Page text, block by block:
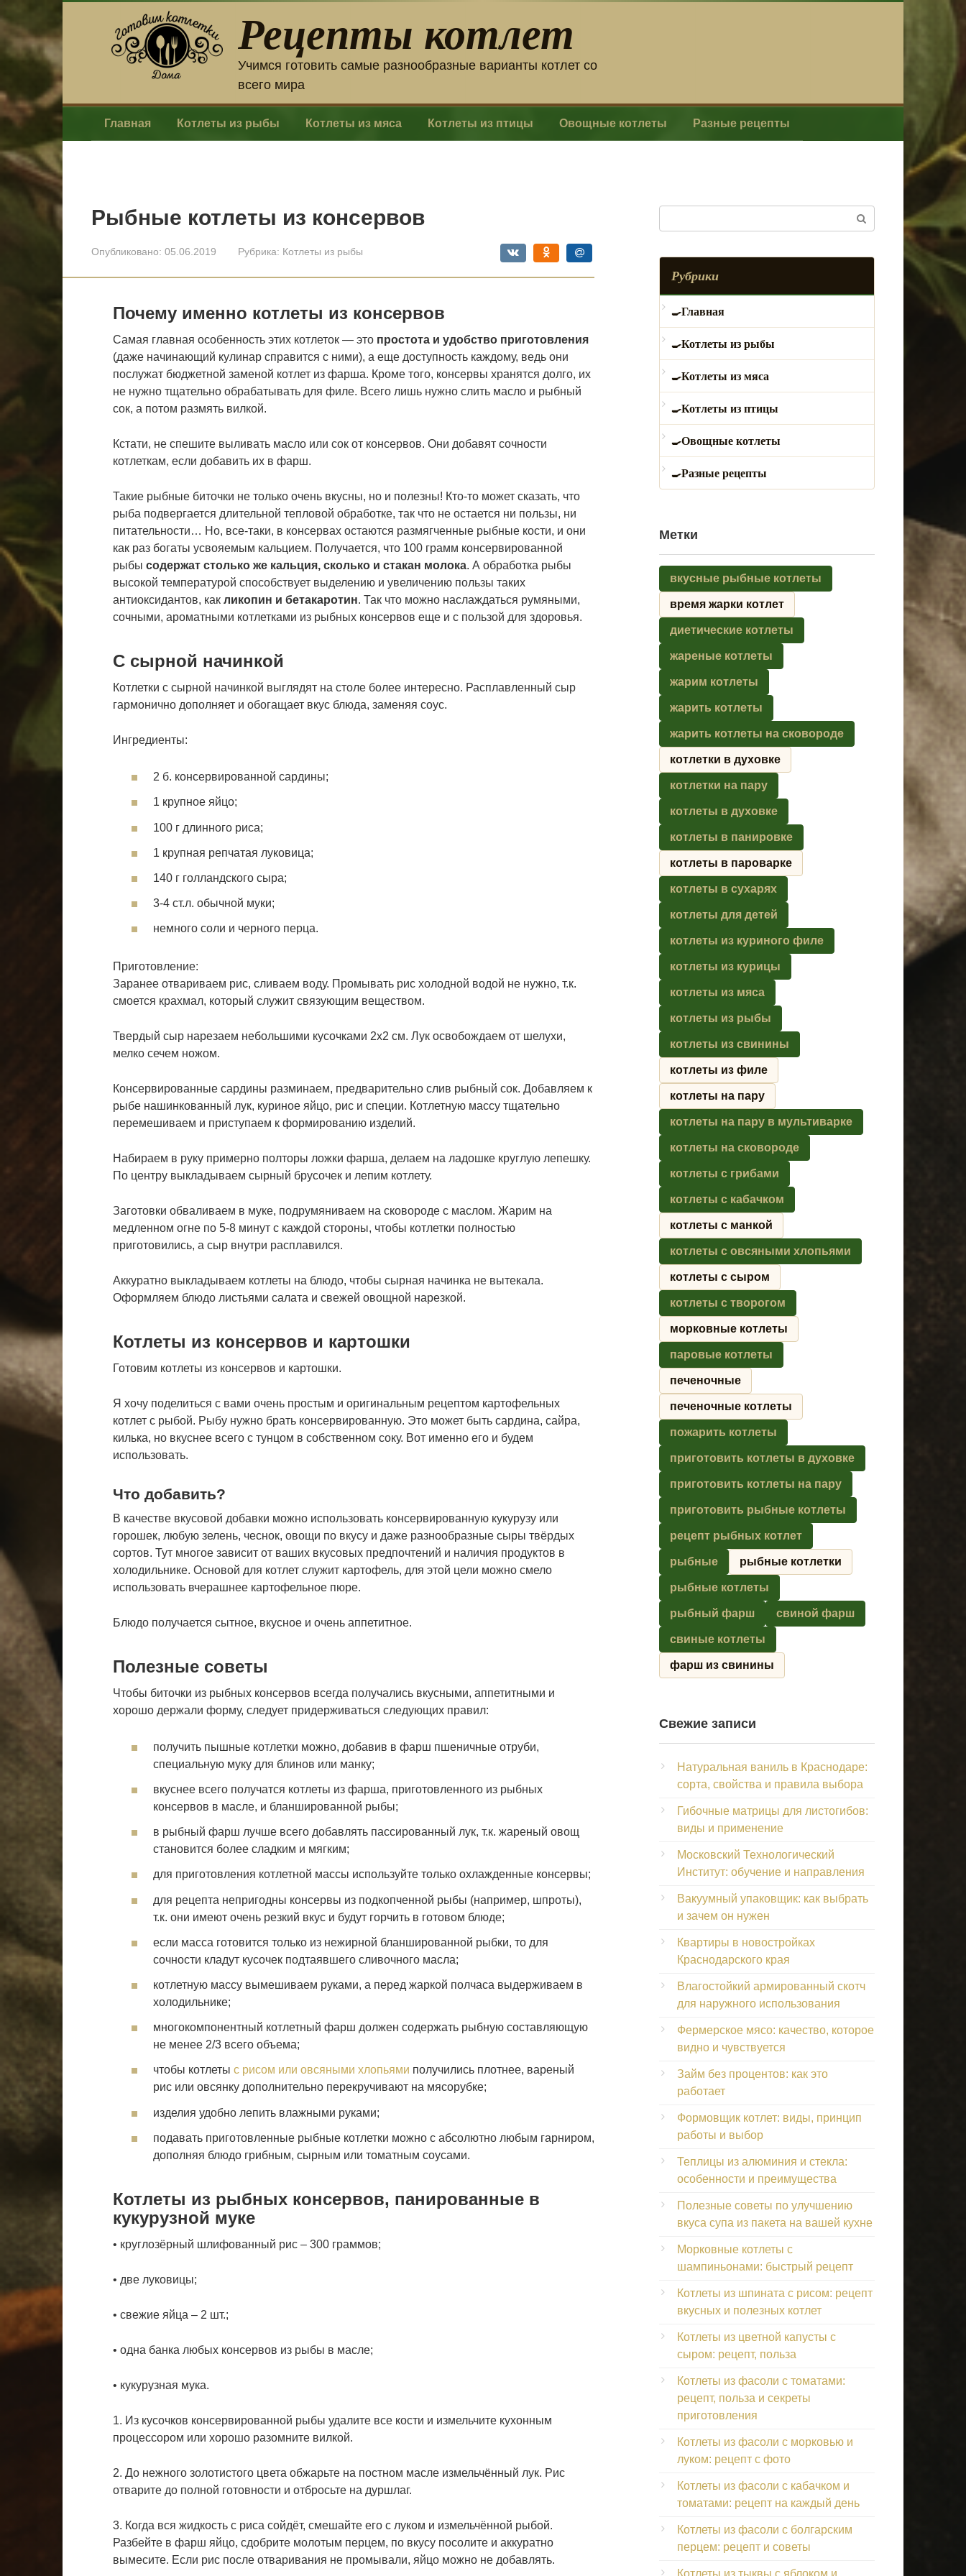
контенту
Рецепты котлет
Учимся готовить самые разнообразные варианты котлет со
всего мира
Главная Котлеты из рыбы Котлеты из мяса Котлеты из птицы Овощные котлеты Разные рецепты
Рыбные котлеты из консервов
Опубликовано: 05.06.2019 Рубрика: Котлеты из рыбы
Почему именно котлеты из консервов
Самая главная особенность этих котлеток — это простота и удобство приготовления
(даже начинающий кулинар справится с ними), а еще доступность каждому, ведь они
послужат бюджетной заменой котлет из фарша. Кроме того, консервы хранятся долго, их
не нужно тщательно обрабатывать для филе. Всего лишь нужно слить масло и рыбный
сок, а потом размять вилкой.
Кстати, не спешите выливать масло или сок от консервов. Они добавят сочности
котлеткам, если добавить их в фарш.
Такие рыбные биточки не только очень вкусны, но и полезны! Кто-то может сказать, что
рыба подвергается длительной тепловой обработке, так что не остается ни пользы, ни
питательности… Но, все-таки, в консервах остаются размягченные рыбные кости, и они
как раз богаты усвояемым кальцием. Получается, что 100 грамм консервированной
рыбы содержат столько же кальция, сколько и стакан молока. А обработка рыбы
высокой температурой способствует выделению и увеличению пользы таких
антиоксидантов, как ликопин и бетакаротин. Так что можно наслаждаться румяными,
сочными, ароматными котлетками из рыбных консервов еще и с пользой для здоровья.
С сырной начинкой
Котлетки с сырной начинкой выглядят на столе более интересно. Расплавленный сыр
гармонично дополняет и обогащает вкус блюда, заменяя соус.
Ингредиенты:
2 б. консервированной сардины;
1 крупное яйцо;
100 г длинного риса;
1 крупная репчатая луковица;
140 г голландского сыра;
3-4 ст.л. обычной муки;
немного соли и черного перца.
Приготовление:
Заранее отвариваем рис, сливаем воду. Промывать рис холодной водой не нужно, т.к.
смоется крахмал, который служит связующим веществом.
Твердый сыр нарезаем небольшими кусочками 2х2 см. Лук освобождаем от шелухи,
мелко сечем ножом.
Консервированные сардины разминаем, предварительно слив рыбный сок. Добавляем к
рыбе нашинкованный лук, куриное яйцо, рис и специи. Котлетную массу тщательно
перемешиваем и приступаем к формированию изделий.
Набираем в руку примерно полторы ложки фарша, делаем на ладошке круглую лепешку.
По центру выкладываем сырный брусочек и лепим котлету.
Заготовки обваливаем в муке, подрумяниваем на сковороде с маслом. Жарим на
медленном огне по 5-8 минут с каждой стороны, чтобы котлетки полностью
приготовились, а сыр внутри расплавился.
Аккуратно выкладываем котлеты на блюдо, чтобы сырная начинка не вытекала.
Оформляем блюдо листьями салата и свежей овощной нарезкой.
Котлеты из консервов и картошки
Готовим котлеты из консервов и картошки.
Я хочу поделиться с вами очень простым и оригинальным рецептом картофельных
котлет с рыбой. Рыбу нужно брать консервированную. Это может быть сардина, сайра,
килька, но вкуснее всего с тунцом в собственном соку. Вот именно его и будем
использовать.
Что добавить?
В качестве вкусовой добавки можно использовать консервированную кукурузу или
горошек, любую зелень, чеснок, овощи по вкусу и даже разнообразные сыры твёрдых
сортов. Тут многое зависит от ваших вкусовых предпочтений и наличия продуктов в
холодильнике. Основой для котлет служит картофель, для этой цели можно смело
использовать вчерашнее картофельное пюре.
Блюдо получается сытное, вкусное и очень аппетитное.
Полезные советы
Чтобы биточки из рыбных консервов всегда получались вкусными, аппетитными и
хорошо держали форму, следует придерживаться следующих правил:
получить пышные котлетки можно, добавив в фарш пшеничные отруби,
специальную муку для блинов или манку;
вкуснее всего получатся котлеты из фарша, приготовленного из рыбных
консервов в масле, и бланшированной рыбы;
в рыбный фарш лучше всего добавлять пассированный лук, т.к. жареный овощ
становится более сладким и мягким;
для приготовления котлетной массы используйте только охлажденные консервы;
для рецепта непригодны консервы из подкопченной рыбы (например, шпроты),
т.к. они имеют очень резкий вкус и будут горчить в готовом блюде;
если масса готовится только из нежирной бланшированной рыбки, то для
сочности кладут кусочек подтаявшего сливочного масла;
котлетную массу вымешиваем руками, а перед жаркой полчаса выдерживаем в
холодильнике;
многокомпонентный котлетный фарш должен содержать рыбную составляющую
не менее 2/3 всего объема;
чтобы котлеты с рисом или овсяными хлопьями получились плотнее, вареный
рис или овсянку дополнительно перекручивают на мясорубке;
изделия удобно лепить влажными руками;
подавать приготовленные рыбные котлетки можно с абсолютно любым гарниром,
дополняя блюдо грибным, сырным или томатным соусами.
Котлеты из рыбных консервов, панированные в
кукурузной муке
• круглозёрный шлифованный рис – 300 граммов;
• две луковицы;
• свежие яйца – 2 шт.;
• одна банка любых консервов из рыбы в масле;
• кукурузная мука.
1. Из кусочков консервированной рыбы удалите все кости и измельчите кухонным
процессором или хорошо разомните вилкой.
2. До нежного золотистого цвета обжарьте на постном масле измельчённый лук. Рис
отварите до полной готовности и отбросьте на дуршлаг.
3. Когда вся жидкость с риса сойдёт, смешайте его с луком и измельчённой рыбой.
Разбейте в фарш яйцо, сдобрите молотым перцем, по вкусу посолите и аккуратно
вымесите. Если рис после отваривания не промывали, яйцо можно не добавлять.
Рубрики
Главная
Котлеты из рыбы
Котлеты из мяса
Котлеты из птицы
Овощные котлеты
Разные рецепты
Метки
вкусные рыбные котлеты
время жарки котлет
диетические котлеты
жареные котлеты
жарим котлеты
жарить котлеты
жарить котлеты на сковороде
котлетки в духовке
котлетки на пару
котлеты в духовке
котлеты в панировке
котлеты в пароварке
котлеты в сухарях
котлеты для детей
котлеты из куриного филе
котлеты из курицы
котлеты из мяса
котлеты из рыбы
котлеты из свинины
котлеты из филе
котлеты на пару
котлеты на пару в мультиварке
котлеты на сковороде
котлеты с грибами
котлеты с кабачком
котлеты с манкой
котлеты с овсяными хлопьями
котлеты с сыром
котлеты с творогом
морковные котлеты
паровые котлеты
печеночные
печеночные котлеты
пожарить котлеты
приготовить котлеты в духовке
приготовить котлеты на пару
приготовить рыбные котлеты
рецепт рыбных котлет
рыбные рыбные котлетки
рыбные котлеты
рыбный фарш свиной фарш
свиные котлеты
фарш из свинины
Свежие записи
Натуральная ваниль в Краснодаре:
сорта, свойства и правила выбора
Гибочные матрицы для листогибов:
виды и применение
Московский Технологический
Институт: обучение и направления
Вакуумный упаковщик: как выбрать
и зачем он нужен
Квартиры в новостройках
Краснодарского края
Влагостойкий армированный скотч
для наружного использования
Фермерское мясо: качество, которое
видно и чувствуется
Займ без процентов: как это
работает
Формовщик котлет: виды, принцип
работы и выбор
Теплицы из алюминия и стекла:
особенности и преимущества
Полезные советы по улучшению
вкуса супа из пакета на вашей кухне
Морковные котлеты с
шампиньонами: быстрый рецепт
Котлеты из шпината с рисом: рецепт
вкусных и полезных котлет
Котлеты из цветной капусты с
сыром: рецепт, польза
Котлеты из фасоли с томатами:
рецепт, польза и секреты
приготовления
Котлеты из фасоли с морковью и
луком: рецепт с фото
Котлеты из фасоли с кабачком и
томатами: рецепт на каждый день
Котлеты из фасоли с болгарским
перцем: рецепт и советы
Котлеты из тыквы с яблоком и